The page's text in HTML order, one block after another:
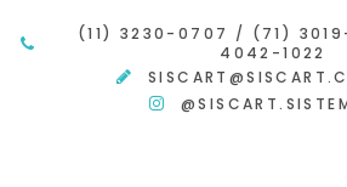
(11) 3230-0707 / (71)
4042-1022